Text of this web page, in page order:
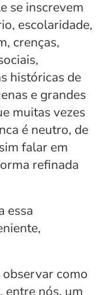
se inscrevem
escolaridade,
crenças,
históricas de
e grandes
muitas vezes
é neutro, de
falar em
refinada
essa
como
entre nós, um